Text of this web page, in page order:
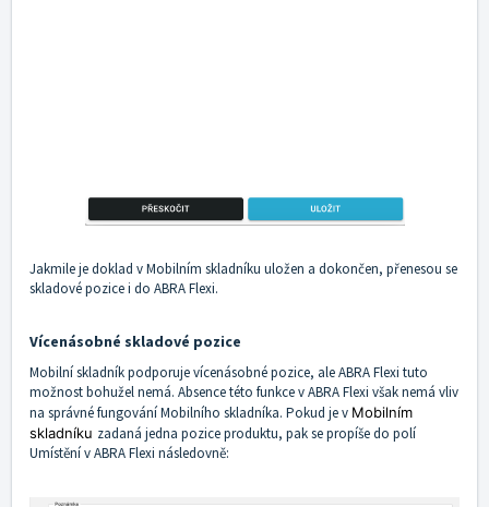
Jakmile je doklad v Mobilním skladníku uložen a dokončen, přenesou se
skladové pozice i do ABRA Flexi.
Vícenásobné skladové pozice
Mobilní skladník podporuje vícenásobné pozice, ale ABRA Flexi tuto
možnost bohužel nemá. Absence této funkce v ABRA Flexi však nemá vliv
na správné fungování Mobilního skladníka. Pokud je v Mobilním
skladníku zadaná jedna pozice produktu, pak se propíše do polí
Umístění v ABRA Flexi následovně: